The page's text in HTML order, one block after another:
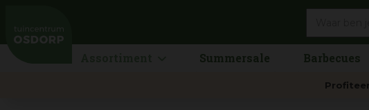
Summersale Barbecues